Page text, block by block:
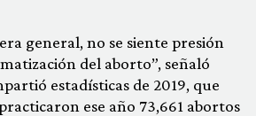
general, no se siente presión
del aborto”, señaló
estadísticas de 2019, que
ese año 73,661 abortos